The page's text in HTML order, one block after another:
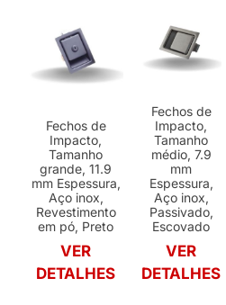
Fechos de
Impacto,
Tamanho
grande, 11.9
mm Espessura,
Aço inox,
Revestimento
em pó, Preto
VER
DETALHES
Fechos de
Impacto,
Tamanho
médio, 7.9
mm
Espessura,
Aço inox,
Passivado,
Escovado
VER
DETALHES